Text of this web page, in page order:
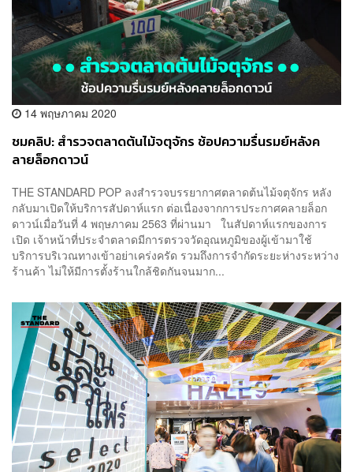
14 พฤษภาคม 2020
ชมคลิป: สำรวจตลาดต้นไม้จตุจักร ช้อปความรื่นรมย์หลังค
ลายล็อกดาวน์
THE STANDARD POP ลงสำรวจบรรยากาศตลาดต้นไม้จตุจักร หลัง
กลับมาเปิดให้บริการสัปดาห์แรก ต่อเนื่องจากการประกาศคลายล็อก
ดาวน์เมื่อวันที่ 4 พฤษภาคม 2563 ที่ผ่านมา ในสัปดาห์แรกของการ
เปิด เจ้าหน้าที่ประจำตลาดมีการตรวจวัดอุณหภูมิของผู้เข้ามาใช้
บริการบริเวณทางเข้าอย่าเคร่งครัด รวมถึงการจำกัดระยะห่างระหว่าง
ร้านค้า ไม่ให้มีการตั้งร้านใกล้ชิดกันจนมาก...